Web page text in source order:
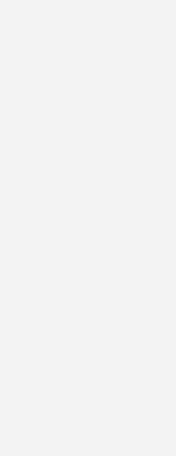
der
und
Windparks auf BNK;
als gleich große